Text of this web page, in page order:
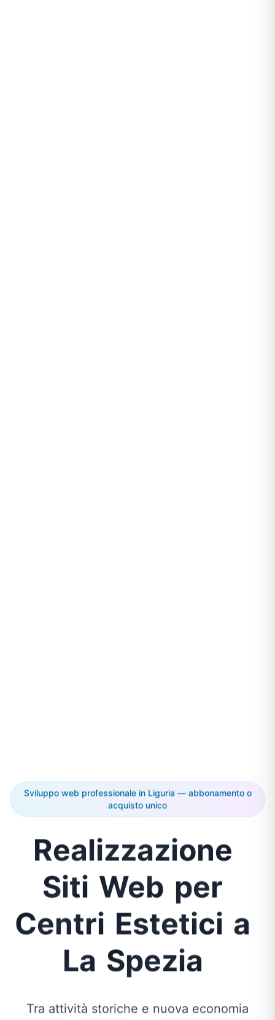
Sviluppo web professionale in Liguria — abbonamento o
acquisto unico
Realizzazione
Siti Web per
Centri Estetici a
La Spezia
Tra attività storiche e nuova economia